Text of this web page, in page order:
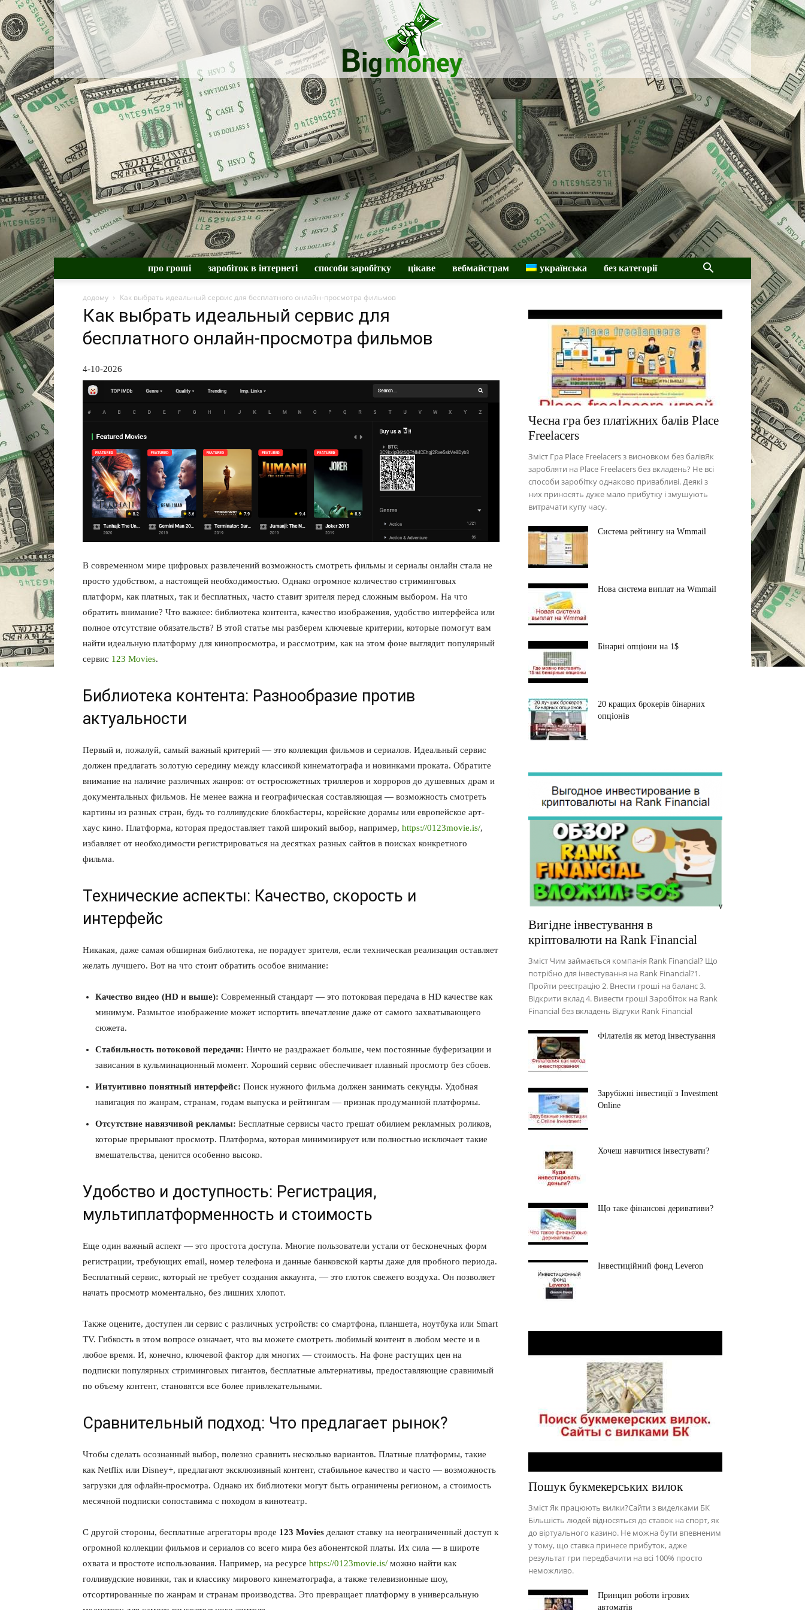
BigMoney
про гроші заробіток в інтернеті способи заробітку цікаве вебмайстрам українська без категорії
додому Как выбрать идеальный сервис для бесплатного онлайн-просмотра фильмов
Как выбрать идеальный сервис для
бесплатного онлайн-просмотра фильмов
4-10-2026
В современном мире цифровых развлечений возможность смотреть фильмы и сериалы онлайн стала не
просто удобством, а настоящей необходимостью. Однако огромное количество стриминговых
платформ, как платных, так и бесплатных, часто ставит зрителя перед сложным выбором. На что
обратить внимание? Что важнее: библиотека контента, качество изображения, удобство интерфейса или
полное отсутствие обязательств? В этой статье мы разберем ключевые критерии, которые помогут вам
найти идеальную платформу для кинопросмотра, и рассмотрим, как на этом фоне выглядит популярный
сервис 123 Movies.
Библиотека контента: Разнообразие против
актуальности
Первый и, пожалуй, самый важный критерий — это коллекция фильмов и сериалов. Идеальный сервис
должен предлагать золотую середину между классикой кинематографа и новинками проката. Обратите
внимание на наличие различных жанров: от остросюжетных триллеров и хорроров до душевных драм и
документальных фильмов. Не менее важна и географическая составляющая — возможность смотреть
картины из разных стран, будь то голливудские блокбастеры, корейские дорамы или европейское арт-
хаус кино. Платформа, которая предоставляет такой широкий выбор, например, https://0123movie.is/,
избавляет от необходимости регистрироваться на десятках разных сайтов в поисках конкретного
фильма.
Технические аспекты: Качество, скорость и
интерфейс
Никакая, даже самая обширная библиотека, не порадует зрителя, если техническая реализация оставляет
желать лучшего. Вот на что стоит обратить особое внимание:
Качество видео (HD и выше): Современный стандарт — это потоковая передача в HD качестве как
минимум. Размытое изображение может испортить впечатление даже от самого захватывающего
сюжета.
Стабильность потоковой передачи: Ничто не раздражает больше, чем постоянные буферизации и
зависания в кульминационный момент. Хороший сервис обеспечивает плавный просмотр без сбоев.
Интуитивно понятный интерфейс: Поиск нужного фильма должен занимать секунды. Удобная
навигация по жанрам, странам, годам выпуска и рейтингам — признак продуманной платформы.
Отсутствие навязчивой рекламы: Бесплатные сервисы часто грешат обилием рекламных роликов,
которые прерывают просмотр. Платформа, которая минимизирует или полностью исключает такие
вмешательства, ценится особенно высоко.
Удобство и доступность: Регистрация,
мультиплатформенность и стоимость
Еще один важный аспект — это простота доступа. Многие пользователи устали от бесконечных форм
регистрации, требующих email, номер телефона и данные банковской карты даже для пробного периода.
Бесплатный сервис, который не требует создания аккаунта, — это глоток свежего воздуха. Он позволяет
начать просмотр моментально, без лишних хлопот.
Также оцените, доступен ли сервис с различных устройств: со смартфона, планшета, ноутбука или Smart
TV. Гибкость в этом вопросе означает, что вы можете смотреть любимый контент в любом месте и в
любое время. И, конечно, ключевой фактор для многих — стоимость. На фоне растущих цен на
подписки популярных стриминговых гигантов, бесплатные альтернативы, предоставляющие сравнимый
по объему контент, становятся все более привлекательными.
Сравнительный подход: Что предлагает рынок?
Чтобы сделать осознанный выбор, полезно сравнить несколько вариантов. Платные платформы, такие
как Netflix или Disney+, предлагают эксклюзивный контент, стабильное качество и часто — возможность
загрузки для офлайн-просмотра. Однако их библиотеки могут быть ограничены регионом, а стоимость
месячной подписки сопоставима с походом в кинотеатр.
С другой стороны, бесплатные агрегаторы вроде 123 Movies делают ставку на неограниченный доступ к
огромной коллекции фильмов и сериалов со всего мира без абонентской платы. Их сила — в широте
охвата и простоте использования. Например, на ресурсе https://0123movie.is/ можно найти как
голливудские новинки, так и классику мирового кинематографа, а также телевизионные шоу,
отсортированные по жанрам и странам производства. Это превращает платформу в универсальную
Чесна гра без платіжних балів Place
Freelacers
Зміст Гра Place Freelacers з висновком без балівЯк
заробляти на Place Freelacers без вкладень? Не всі
способи заробітку однаково привабливі. Деякі з
них приносять дуже мало прибутку і змушують
витрачати купу часу.
Система рейтингу на Wmmail
Нова система виплат на Wmmail
Бінарні опціони на 1$
20 кращих брокерів бінарних
опціонів
Вигідне інвестування в
кріптовалюти на Rank Financial
Зміст Чим займається компанія Rank Financial? Що
потрібно для інвестування на Rank Financial?1.
Пройти реєстрацію 2. Внести гроші на баланс 3.
Відкрити вклад 4. Вивести гроші Заробіток на Rank
Financial без вкладень Відгуки Rank Financial
Філателія як метод інвестування
Зарубіжні інвестиції з Investment
Online
Хочеш навчитися інвестувати?
Що таке фінансові деривативи?
Інвестиційний фонд Leveron
Пошук букмекерських вилок
Зміст Як працюють вилки?Сайти з виделками БК
Більшість людей відносяться до ставок на спорт, як
до віртуального казино. Не можна бути впевненим
у тому, що ставка принесе прибуток, адже
результат гри передбачити на всі 100% просто
неможливо.
Принцип роботи ігрових
автоматів